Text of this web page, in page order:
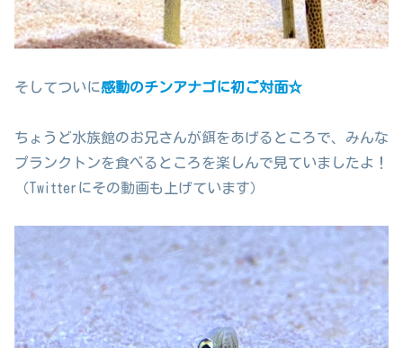
そしてついに感動のチンアナゴに初ご対面☆
ちょうど水族館のお兄さんが餌をあげるところで、みんな
プランクトンを食べるところを楽しんで見ていましたよ！
（Twitterにその動画も上げています）